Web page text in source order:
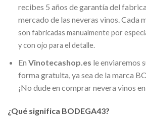
recibes 5 años de garantía del
mercado de las neveras vinos. Cada
son fabricadas manualmente por
y con ojo para el detalle.
En Vinotecashop.es le enviaremos
forma gratuita, ya sea de la marca
¡No dude en comprar nevera vinos
¿Qué significa BODEGA43?